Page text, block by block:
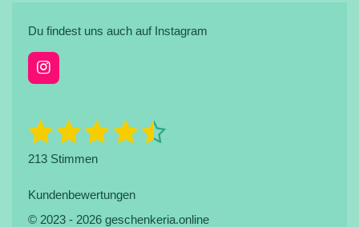
Du findest uns auch auf Instagram
I
n
a
g
r
B
e
w
r
t
1
S
t
e
2
S
e
3
S
e
4
e
5
e
B
n
213 Stimmen
Kundenbewertungen
© 2023 - 2026 geschenkeria.online